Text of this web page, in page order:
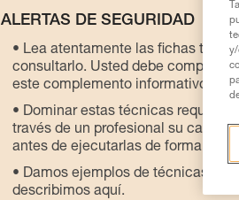
ALERTAS DE SEGURIDAD
Lea atentamente las fichas
consultarlo. Usted debe
este complemento informativo.
Dominar estas técnicas requiere
través de un profesional su
antes de ejecutarlas de forma
Damos ejemplos de técnicas
describimos aquí.
y/